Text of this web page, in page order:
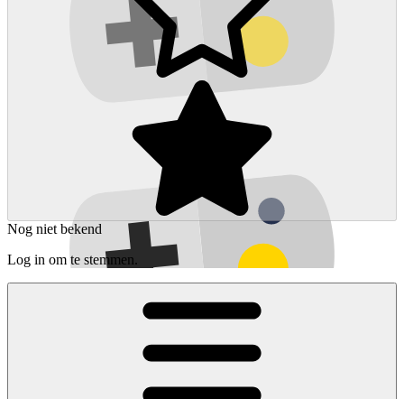
Nog niet bekend
Log in om te stemmen.